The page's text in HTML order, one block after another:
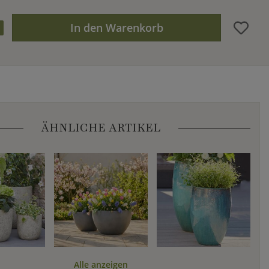
In den Warenkorb
ÄHNLICHE ARTIKEL
Alle anzeigen